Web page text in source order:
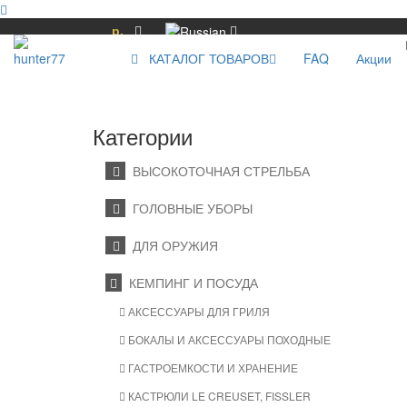
р.
КАТАЛОГ ТОВАРОВ
FAQ Акции
Категории
ВЫСОКОТОЧНАЯ СТРЕЛЬБА
ГОЛОВНЫЕ УБОРЫ
ДЛЯ ОРУЖИЯ
КЕМПИНГ И ПОСУДА
АКСЕССУАРЫ ДЛЯ ГРИЛЯ
БОКАЛЫ И АКСЕССУАРЫ ПОХОДНЫЕ
ГАСТРОЕМКОСТИ И ХРАНЕНИЕ
КАСТРЮЛИ LE CREUSET, FISSLER